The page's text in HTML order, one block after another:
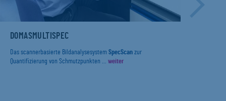
DOMASMULTISPEC
Das scannerbasierte Bildanalysesystem SpecScan zur
Quantifizierung von Schmutzpunkten ... weiter